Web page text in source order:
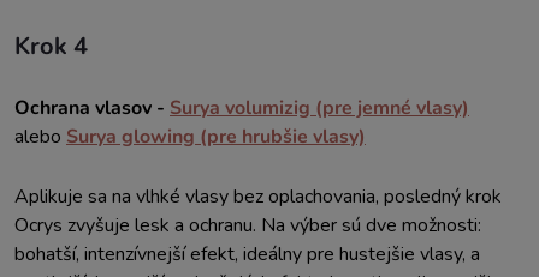
Krok 4
Ochrana vlasov - Surya volumizig (pre jemné vlasy)
alebo Surya glowing (pre hrubšie vlasy)
Aplikuje sa na vlhké vlasy bez oplachovania, posledný krok
Ocrys zvyšuje lesk a ochranu. Na výber sú dve možnosti:
bohatší, intenzívnejší efekt, ideálny pre hustejšie vlasy, a